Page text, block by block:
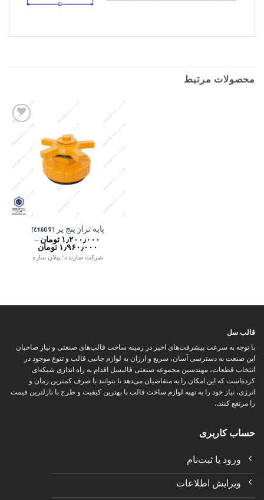
محصولات مرتبط
wishlist
پایه تراز پنج پر (C1609)
۱٫۲۰۰٫۰۰۰ تومان–
۱٫۹۶۰٫۰۰۰ تومان
قیمت:شرکت سازنده؛ پیلان سازه
قالب سل
با توجه به سرعت پیشرفت‌های اخیر در زمینه ساخت قالب‌های صنعتی و نیاز صاحبان
این صنعت به دسترسی آسان، سریع و ارزان به لوازم جانبی قالب و تنوع موجود در
انتخاب قطعات، مهندسین مجموعه صنعتی قالبسل اقدام به راه اندازی شبکه‌ای
کرده‌است که این امکان را به متقاضیان می‌دهد تا بتوانند با صرف کمترین زمان و
انرژی، نیاز خود را به تهیه لوازم ساخت قالب با بهترین کیفیت و طرح با نازلترین قیمت
را مرتفع کنند..
حساب کاربری
ورود یا ثبت‌نام
ویرایش اطلاعات